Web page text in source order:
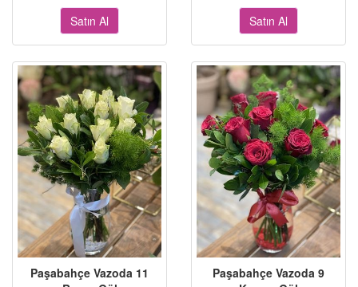
Satın Al Satın Al
Paşabahçe Vazoda 11
Paşabahçe Vazoda 9